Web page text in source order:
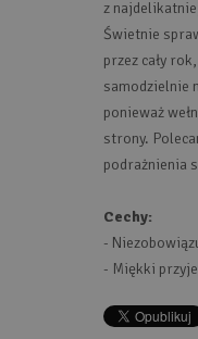
z
Świetnie
przez cały
samodzielnie
ponieważ
strony.
podrażnienia
Cechy:
-
- Miękki